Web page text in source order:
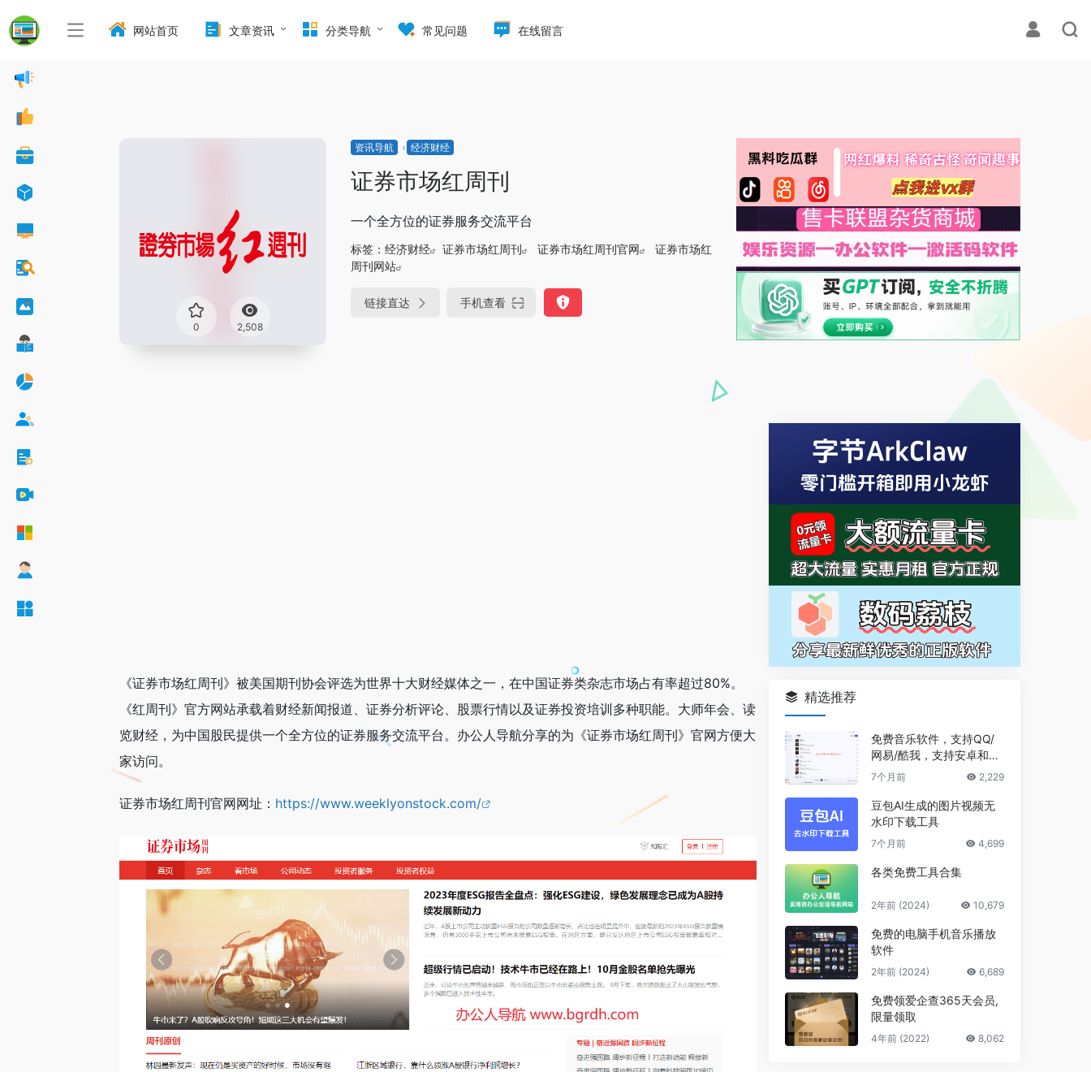
网站首页 文章资讯 分类导航 常见问题 在线留言
0 2,508
资讯导航 经济财经
证券市场红周刊
一个全方位的证券服务交流平台
标签： 经济财经 证券市场红周刊 证券市场红周刊官网
证券市场红
周刊网站
链接直达 手机查看
《证券市场红周刊》被美国期刊协会评选为世界十大财经媒体之一，在中国证券类杂志市场占有率超过80%。
《红周刊》官方网站承载着财经新闻报道、证券分析评论、股票行情以及证券投资培训多种职能。大师年会、读
览财经，为中国股民提供一个全方位的证券服务交流平台。办公人导航分享的为《证券市场红周刊》官网方便大
家访问。
证券市场红周刊官网网址： https://www.weeklyonstock.com/
精选推荐
免费音乐软件，支持QQ/
网易/酷我，支持安卓和Wi
ndows平台
7个月前 2,229
豆包AI生成的图片视频无
水印下载工具
7个月前 4,699
各类免费工具合集
2年前 (2024) 10,679
免费的电脑手机音乐播放
软件
2年前 (2024) 6,689
免费领爱企查365天会员,
限量领取
4年前 (2022) 8,062